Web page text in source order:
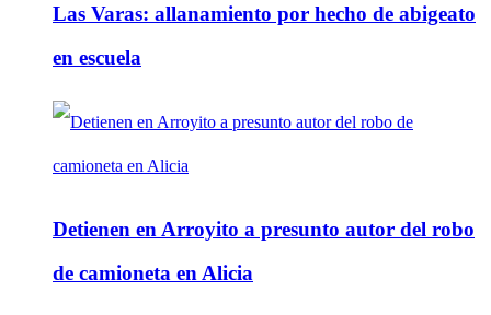
Las Varas: allanamiento por hecho de abigeato
en escuela
Detienen en Arroyito a presunto autor del robo
de camioneta en Alicia